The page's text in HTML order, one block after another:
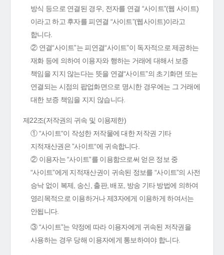
방식 등으로 연결된 경우, 전자를 연결 “사이트”(웹 사이트)
이라고 하고 후자를 피연결 “사이트”(웹사이트)이라고
합니다.
② 연결“사이트”는 피연결“사이트”이 독자적으로 제공하는
재화 등에 의하여 이용자와 행하는 거래에 대해서 보증
책임을 지지 않는다는 뜻을 연결“사이트”의 초기화면 또는
연결되는 시점의 팝업화면으로 명시한 경우에는 그 거래에
대한 보증 책임을 지지 않습니다.
제22조(저작권의 귀속 및 이용제한)
① “사이트“이 작성한 저작물에 대한 저작권 기타
지적재산권은 ”사이트“에 귀속합니다.
② 이용자는 “사이트”를 이용함으로써 얻은 정보 중
“사이트”에게 지적재산권이 귀속된 정보를 “사이트”의 사전
승낙 없이 복제, 송신, 출판, 배포, 방송 기타 방법에 의하여
영리목적으로 이용하거나 제3자에게 이용하게 하여서는
안됩니다.
③ “사이트”는 약정에 따라 이용자에게 귀속된 저작권을
사용하는 경우 당해 이용자에게 통보하여야 합니다.